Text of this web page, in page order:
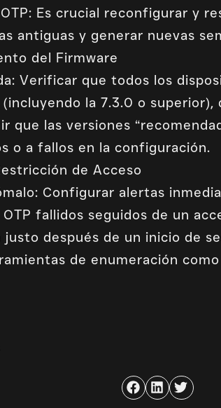
Es crucial reconfigurar y
antiguas y generar nuevas
del Firmware
Verificar que todos los
la 7.3.0 o superior),
que las versiones
o a fallos en la configuración.
de Acceso
Configurar alertas
fallidos seguidos de un
después de un inicio de
de enumeración